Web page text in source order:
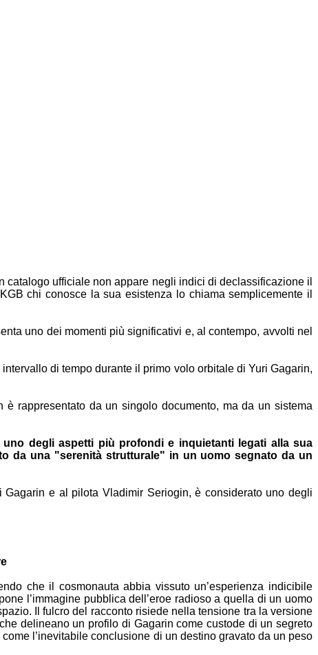
catalogo ufficiale non appare negli indici di declassificazione il
KGB chiconosce la sua esistenza lo chiama semplicemente il
uno dei momenti più significativi e, al contempo, avvolti nel
intervallo di tempo durante il primo volo orbitale di YuriGagarin,
è rappresentato da un singolo documento, ma da un sistema
uno degliaspetti più profondi e inquietanti legati alla sua
da una "serenità strutturale" in un uomo segnato da un
Gagarin e al pilota Vladimir Seriogin, è considerato uno degli
che il cosmonauta abbia vissuto un’esperienza indicibile
l’immagine pubblica dell’eroe radioso a quella di un uomo
Il fulcro del racconto risiede nella tensione tra la versione
delineano un profilo di Gagarin come custode di un segreto
come l’inevitabile conclusione di un destino gravato da un peso